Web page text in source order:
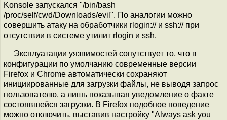
Konsole запускался "/bin/bash
/proc/self/cwd/Downloads/evil". По аналогии можно
совершить атаку на обработчики rlogin:// и ssh:// при
отсутствии в системе утилит rlogin и ssh.
Эксплуатации уязвимостей сопутствует то, что в
конфигурации по умолчанию современные версии
Firefox и Chrome автоматически сохраняют
инициированные для загрузки файлы, не выводя запрос
пользователю, а лишь показывая уведомление о факте
состоявшейся загрузки. В Firefox подобное поведение
можно отключить, выставив настройку "Always ask you